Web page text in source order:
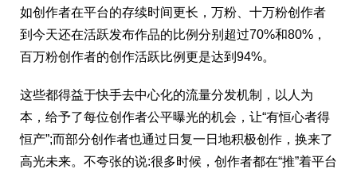
如创作者在平台的存续时间更长，万粉、十万粉创作者
到今天还在活跃发布作品的比例分别超过70%和80%，
百万粉创作者的创作活跃比例更是达到94%。
这些都得益于快手去中心化的流量分发机制，以人为
本，给予了每位创作者公平曝光的机会，让“有恒心者得
恒产”;而部分创作者也通过日复一日地积极创作，换来了
高光未来。不夸张的说:很多时候，创作者都在“推”着平台